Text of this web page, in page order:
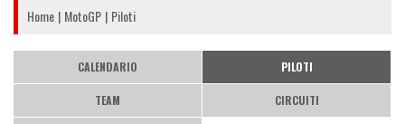
Home MotoGP Piloti
CALENDARIO PILOTI
TEAM CIRCUITI